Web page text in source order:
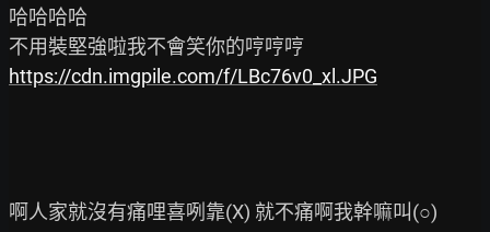
哈哈哈哈
https://cdn.imgpile.com/f/LBc76v0_xl.JPG